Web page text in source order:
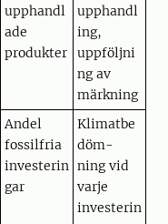
upphandl
ade
produkter
upphandl
ing,
uppföljni
ng av
märkning
Andel
fossilfria
investerin
gar
Klimatbe
döm-
ning vid
varje
investerin